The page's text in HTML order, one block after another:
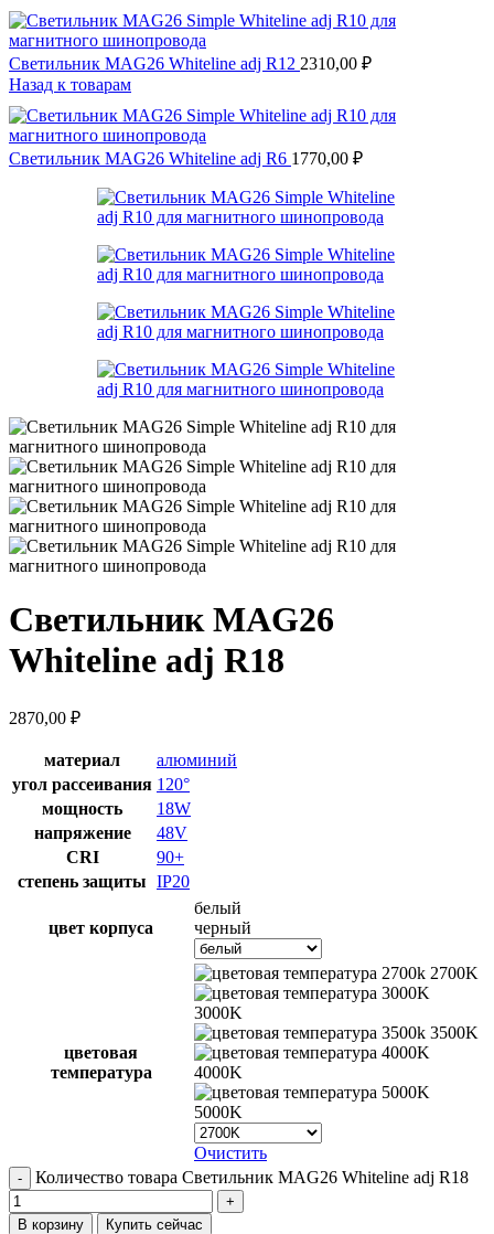
Светильник MAG26 Whiteline adj R12 2310,00 ₽
Назад к товарам
Светильник MAG26 Whiteline adj R6 1770,00 ₽
Светильник MAG26
Whiteline adj R18
2870,00 ₽
материал
алюминий
угол рассеивания 120°
мощность
18W
напряжение
48V
CRI
90+
степень защиты IP20
цвет корпуса
белый
черный
цветовая
температура
2700K
3000K
3500K
4000K
5000K
Очистить
Количество товара Светильник MAG26 Whiteline adj R18
В корзину Купить сейчас